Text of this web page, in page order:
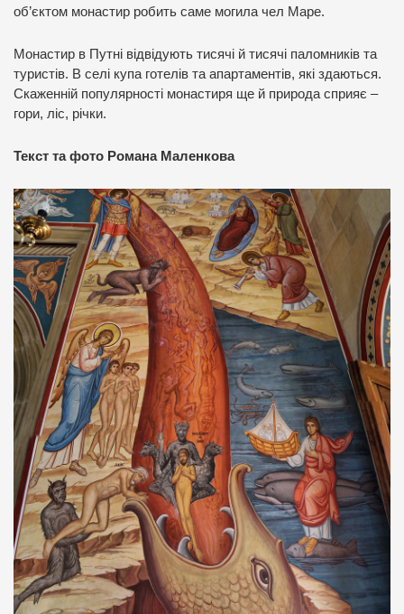
об’єктом монастир робить саме могила чел Маре.
Монастир в Путні відвідують тисячі й тисячі паломників та
туристів. В селі купа готелів та апартаментів, які здаються.
Скаженній популярності монастиря ще й природа сприяє –
гори, ліс, річки.
Текст та фото Романа Маленкова